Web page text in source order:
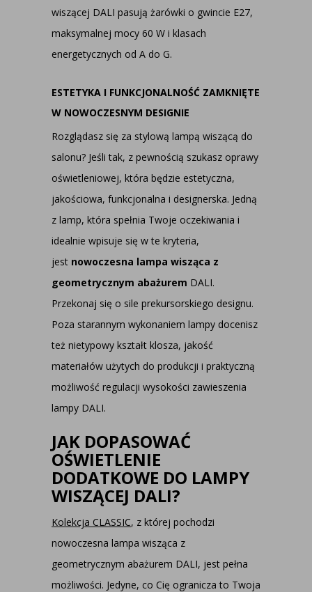
wiszącej DALI pasują żarówki o gwincie E27,
maksymalnej mocy 60 W i klasach
energetycznych od A do G.
ESTETYKA I FUNKCJONALNOŚĆ ZAMKNIĘTE
W NOWOCZESNYM DESIGNIE
Rozglądasz się za stylową lampą wiszącą do
salonu? Jeśli tak, z pewnością szukasz oprawy
oświetleniowej, która będzie estetyczna,
jakościowa, funkcjonalna i designerska. Jedną
z lamp, która spełnia Twoje oczekiwania i
idealnie wpisuje się w te kryteria,
jest nowoczesna lampa wisząca z
geometrycznym abażurem DALI.
Przekonaj się o sile prekursorskiego designu.
Poza starannym wykonaniem lampy docenisz
też nietypowy kształt klosza, jakość
materiałów użytych do produkcji i praktyczną
możliwość regulacji wysokości zawieszenia
lampy DALI.
JAK DOPASOWAĆ
OŚWIETLENIE
DODATKOWE DO LAMPY
WISZĄCEJ DALI?
Kolekcja CLASSIC, z której pochodzi
nowoczesna lampa wisząca z
geometrycznym abażurem DALI, jest pełna
możliwości. Jedyne, co Cię ogranicza to Twoja